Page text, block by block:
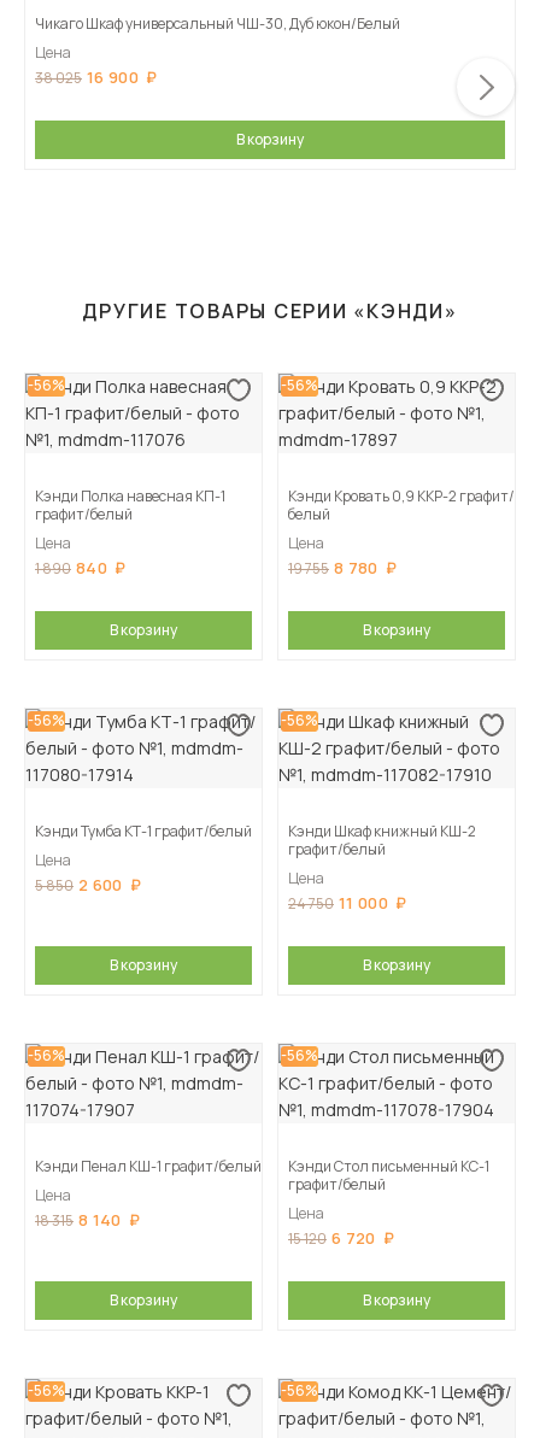
Чикаго Шкаф универсальный ЧШ-30, Дуб юкон/Белый
Цена
38 025 16 900
В корзину
ДРУГИЕ ТОВАРЫ СЕРИИ «КЭНДИ»
-56%
Кэнди Полка навесная КП-1
графит/белый
Цена
1 890 840
В корзину
-56%
Кэнди Кровать 0,9 ККР-2 графит/
белый
Цена
19 755 8 780
В корзину
-56%
Кэнди Тумба КТ-1 графит/белый
Цена
5 850 2 600
В корзину
-56%
Кэнди Шкаф книжный КШ-2
графит/белый
Цена
24 750 11 000
В корзину
-56%
Кэнди Пенал КШ-1 графит/белый
Цена
18 315 8 140
В корзину
-56%
Кэнди Стол письменный КС-1
графит/белый
Цена
15 120 6 720
В корзину
-56% -56%